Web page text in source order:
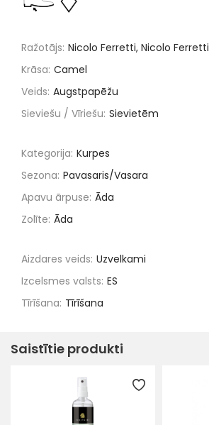
Ražotājs: Nicolo Ferretti, Nicolo Ferretti
Krāsa: Camel
Veids: Augstpapēžu
Sieviešu / Vīriešu: Sievietēm
Kategorija: Kurpes
Sezona: Pavasaris/Vasara
Apavu ārpuse: Āda
Zolīte: Āda
Aizdares veids: Uzvelkami
Izcelsmes valsts: ES
Tīrīšana: Tīrīšana
Saistītie produkti